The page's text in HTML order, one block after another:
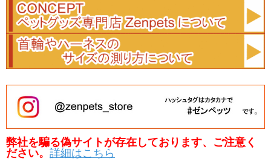
弊社を騙る偽サイトが存在しております、ご注意く
ださい。 詳細はこちら